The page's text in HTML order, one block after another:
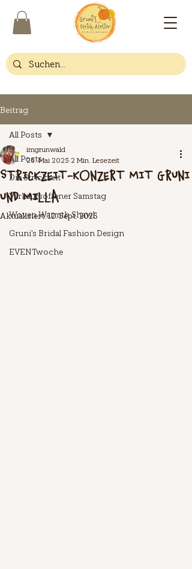
Beitrag
All Posts
Die Strickzeit
Verkaufsoffener Samstag
Woven Warmth Shawl
Gruni's Bridal Fashion Design
EVENTwoche
All Posts
STRICKZEIT-KONZERT MIT GRUNI
UND MILLA
imgrunwald
26. Mai 2025 2 Min. Lesezeit
Aktualisiert:12. Sept. 2025